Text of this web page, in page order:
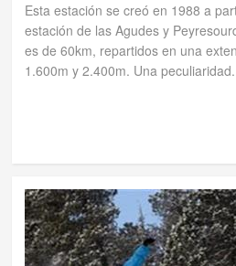
Esta estación se creó en 1988 a
estación de las Agudes y
es de 60km, repartidos en una
1.600m y 2.400m. Una